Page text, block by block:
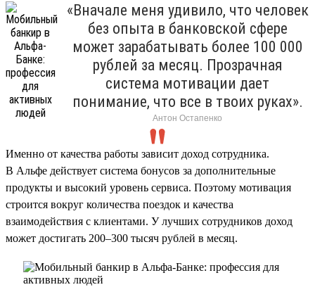
«Вначале меня удивило, что человек
без опыта в банковской сфере
может зарабатывать более 100 000
рублей за месяц. Прозрачная
система мотивации дает
понимание, что все в твоих руках».
Антон Остапенко
Именно от качества работы зависит доход сотрудника.
В Альфе действует система бонусов за дополнительные
продукты и высокий уровень сервиса. Поэтому мотивация
строится вокруг количества поездок и качества
взаимодействия с клиентами. У лучших сотрудников доход
может достигать 200–300 тысяч рублей в месяц.